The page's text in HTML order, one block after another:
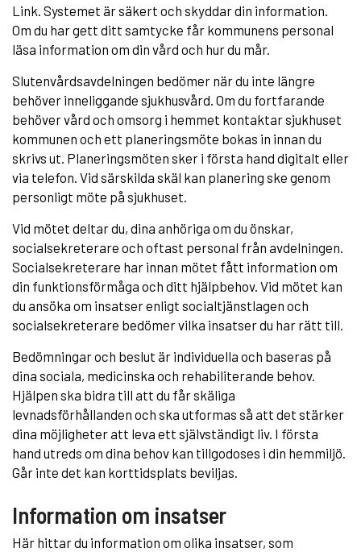
Link. Systemet är säkert och skyddar din information.
Om du har gett ditt samtycke får kommunens personal
läsa information om din vård och hur du mår.
Slutenvårdsavdelningen bedömer när du inte längre
behöver inneliggande sjukhusvård. Om du fortfarande
behöver vård och omsorg i hemmet kontaktar sjukhuset
kommunen och ett planeringsmöte bokas in innan du
skrivs ut. Planeringsmöten sker i första hand digitalt eller
via telefon. Vid särskilda skäl kan planering ske genom
personligt möte på sjukhuset.
Vid mötet deltar du, dina anhöriga om du önskar,
socialsekreterare och oftast personal från avdelningen.
Socialsekreterare har innan mötet fått information om
din funktionsförmåga och ditt hjälpbehov. Vid mötet kan
du ansöka om insatser enligt socialtjänstlagen och
socialsekreterare bedömer vilka insatser du har rätt till.
Bedömningar och beslut är individuella och baseras på
dina sociala, medicinska och rehabiliterande behov.
Hjälpen ska bidra till att du får skäliga
levnadsförhållanden och ska utformas så att det stärker
dina möjligheter att leva ett självständigt liv. I första
hand utreds om dina behov kan tillgodoses i din hemmiljö.
Går inte det kan korttidsplats beviljas.
Information om insatser
Här hittar du information om olika insatser, som